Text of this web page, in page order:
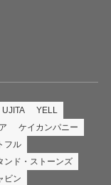
UJITA
YELL
ケイカンパニー
フル
ンド・ストーンズ
ビン